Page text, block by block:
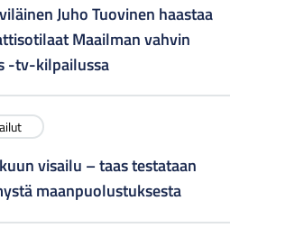
Juho Tuovinen haastaa
Maailman vahvin
-tv-kilpailussa
visailu – taas testataan
maanpuolustuksesta